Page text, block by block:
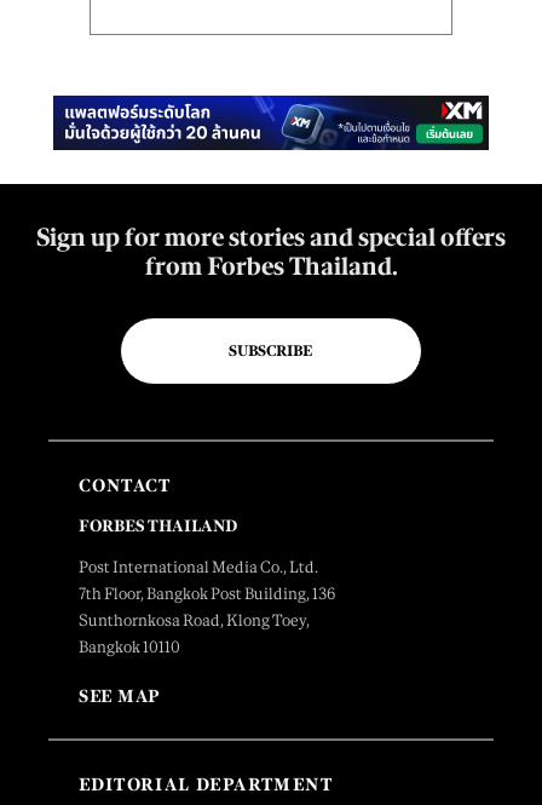
Sign up for more stories and special offers
from Forbes Thailand.
SUBSCRIBE
CONTACT
FORBES THAILAND
Post International Media Co., Ltd.
7th Floor, Bangkok Post Building, 136
Sunthornkosa Road, Klong Toey,
Bangkok 10110
SEE MAP
EDITORIAL DEPARTMENT